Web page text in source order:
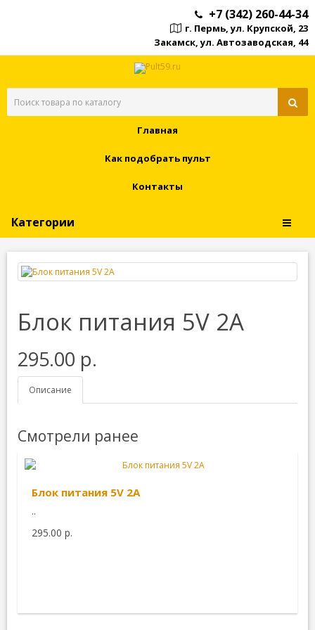
+7 (342) 260-44-34
г. Пермь, ул. Крупской, 23
Закамск, ул. Автозаводская, 44
Главная
Как подобрать пульт
Контакты
Категории
Блок питания 5V 2A
295.00 р.
Описание
Смотрели ранее
Блок питания 5V 2A
..
295.00 р.